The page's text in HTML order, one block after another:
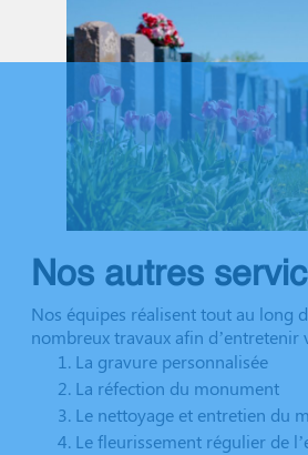
Nos autres
Nos équipes réalisent tout au long
nombreux travaux afin d’entretenir
La gravure personnalisée
La réfection du monument
Le nettoyage et entretien du
Le fleurissement régulier de